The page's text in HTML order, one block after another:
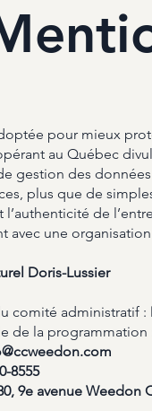
pour mieux
au Québec
gestion des
plus que de
l’authenticité de
avec une
Doris-Lussier
comité administratif :
de la programmation
8555
9e avenue Weedon